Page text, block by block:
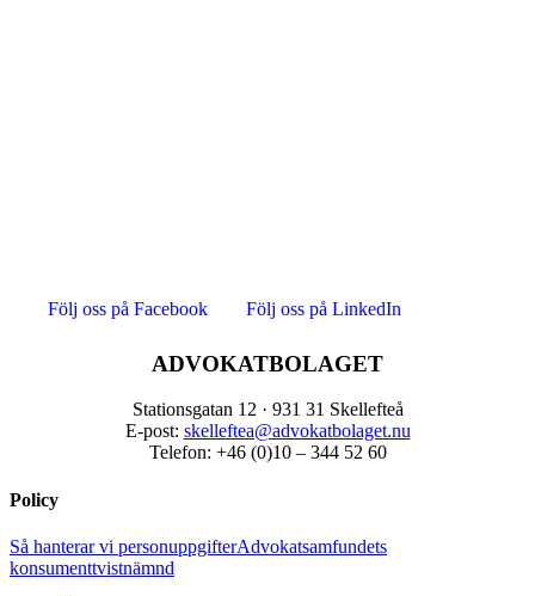
Följ oss på Facebook Följ oss på LinkedIn
ADVOKATBOLAGET
Stationsgatan 12 · 931 31 Skellefteå
E-post: skelleftea@advokatbolaget.nu
Telefon: +46 (0)10 – 344 52 60
Policy
Så hanterar vi personuppgifter​Advokatsamfundets
konsumenttvistnämnd